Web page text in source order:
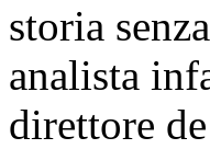
storia
analista
direttore